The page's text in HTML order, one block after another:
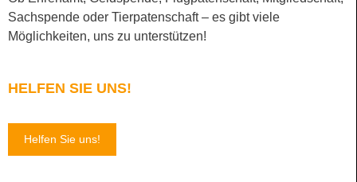
Sachspende oder Tierpatenschaft – es gibt viele
Möglichkeiten, uns zu unterstützen!
HELFEN SIE UNS!
Helfen Sie uns!